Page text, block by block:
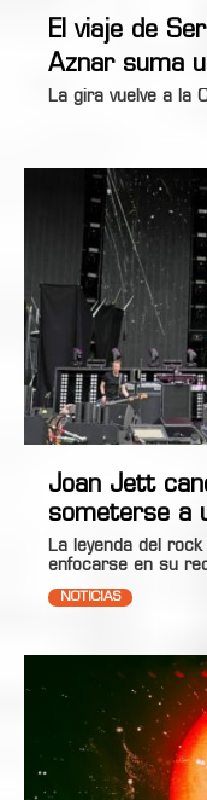
El viaje de
Aznar suma
La gira vuelve a la
Joan Jett
someterse a
La leyenda del
enfocarse en su
NOTICIAS